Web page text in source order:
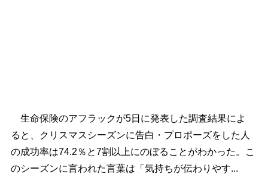
生命保険のアフラックが5日に発表した調査結果によ
ると、クリスマスシーズンに告白・プロポーズをした人
の成功率は74.2％と7割以上にのぼることがわかった。こ
のシーズンに言われた言葉は「気持ちが伝わりやす...